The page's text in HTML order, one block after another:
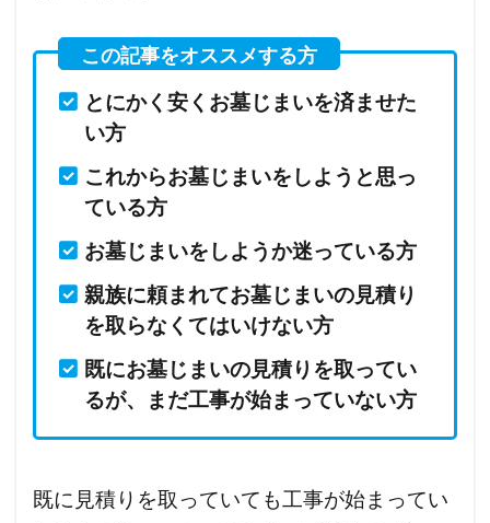
とにかく安くお墓じまいを済ませた
い方
これからお墓じまいをしようと思っ
ている方
お墓じまいをしようか迷っている方
親族に頼まれてお墓じまいの見積り
を取らなくてはいけない方
既にお墓じまいの見積りを取ってい
るが、まだ工事が始まっていない方
既に見積りを取っていても工事が始まってい